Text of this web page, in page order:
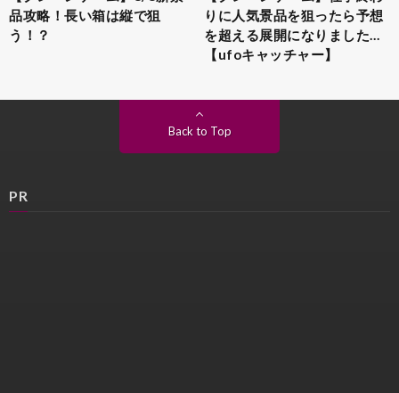
品攻略！長い箱は縦で狙
う！？
りに人気景品を狙ったら予想
を超える展開になりました…
【ufoキャッチャー】
Back to Top
PR